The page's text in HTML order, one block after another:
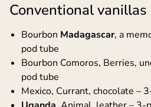
Conventional vanillas
Bourbon Madagascar, a
pod tube
Bourbon Comoros, Berries,
pod tube
Mexico, Currant, chocolate –